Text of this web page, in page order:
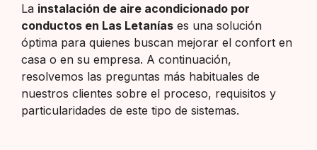
La instalación de aire acondicionado por
conductos en Las Letanías es una solución
óptima para quienes buscan mejorar el confort en
casa o en su empresa. A continuación,
resolvemos las preguntas más habituales de
nuestros clientes sobre el proceso, requisitos y
particularidades de este tipo de sistemas.